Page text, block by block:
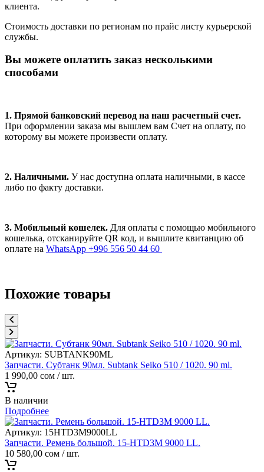
клиента.
Стоимость доставки по регионам по прайс листу курьерской
службы.
Вы можете оплатить заказ несколькими
способами
1. Прямой банковский перевод на наш расчетный счет.
При оформлении заказа мы вышлем вам Счет на оплату, по
которому вы можете произвести оплату.
2. Наличными. У нас доступна оплата наличными, в кассе
либо по факту доставки.
3. Мобильный кошелек. Для оплаты с помощью мобильного
кошелька, отсканируйте QR код, и вышлите квитанцию об
оплате на WhatsApp +996 556 50 44 60
Похожие товары
Артикул: SUBTANK90ML
Запчасти. Субтанк 90мл. Subtank Seiko 510 / 1020. 90 ml.
1 990,00 сом / шт.
В наличии
Подробнее
Артикул: 15HTD3M9000LL
Запчасти. Ремень большой. 15-HTD3M 9000 LL.
10 580,00 сом / шт.